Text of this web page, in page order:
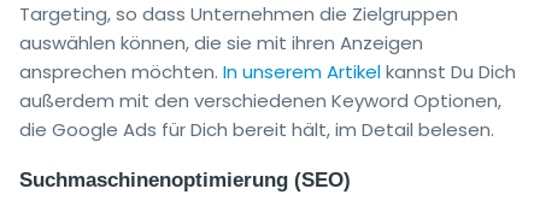
Targeting, so dass Unternehmen die Zielgruppen
auswählen können, die sie mit ihren Anzeigen
ansprechen möchten. In unserem Artikelkannst Du Dich
außerdem mit den verschiedenen Keyword Optionen,
die Google Ads für Dich bereit hält, im Detail belesen.
Suchmaschinenoptimierung (SEO)